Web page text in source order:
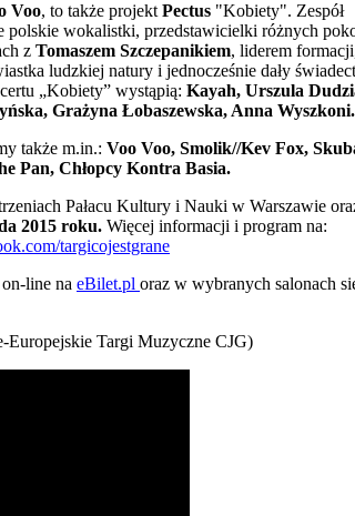
Voo, to także projekt Pectus "Kobiety". Zespół
polskie wokalistki, przedstawicielki różnych
z Tomaszem Szczepanikiem, liderem
ludzkiej natury i jednocześnie dały
„Kobiety” wystąpią: Kayah, Urszula
Grażyna Łobaszewska, Anna Wyszkoni.
także m.in.: Voo Voo, Smolik//Kev Fox,
Pan, Chłopcy Kontra Basia.
Pałacu Kultury i Nauki w Warszawie
2015 roku. Więcej informacji i program na:
targicojestgrane
line na eBilet.pl oraz w wybranych salonach
Europejskie Targi Muzyczne CJG)